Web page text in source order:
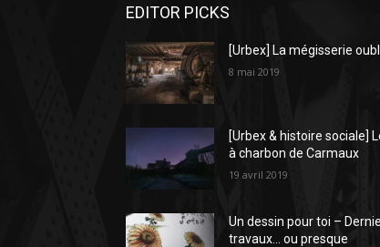
EDITOR PICKS
[Urbex] La mégisserie
8 mai 2019
[Urbex & histoire sociale]
à charbon de Carmaux
19 avril 2019
Un dessin pour toi –
travaux… ou presque